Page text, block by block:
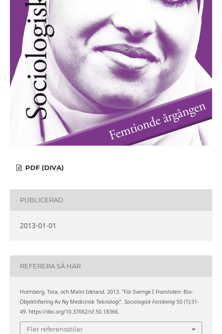
PDF (DIVA)
PUBLICERAD
2013-01-01
REFERERA SÅ HÄR
Holmberg, Tora, och Malin Ideland. 2013. ”För Sverige I Framtiden: Bio-
Objektifiering Av Ny Medicinsk Teknologi”. Sociologisk Forskning50 (1):31-
49. https://doi.org/10.37062/sf.50.18366.
Fler referensstilar